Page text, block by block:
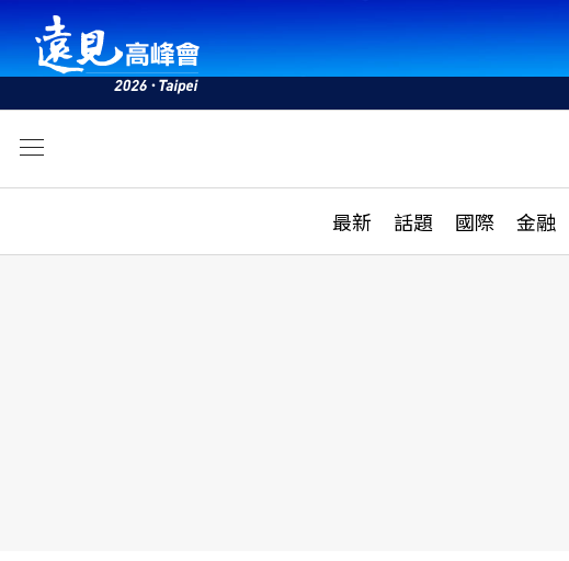
最新 話題 國際 金融
活動
話題